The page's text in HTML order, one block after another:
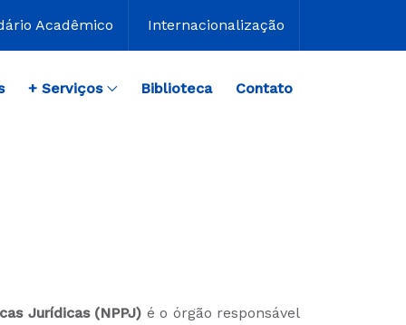
Acadêmico Internacionalização
+ Serviços Biblioteca Contato
Jurídicas (NPPJ) é o órgão responsável